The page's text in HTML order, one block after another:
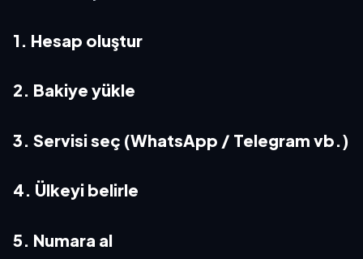
1. Hesap oluştur
2. Bakiye yükle
3. Servisi seç (WhatsApp / Telegram vb.)
4. Ülkeyi belirle
5. Numara al